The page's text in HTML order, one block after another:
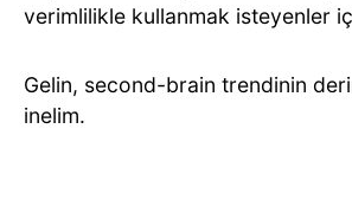
verimlilikle kullanmak isteyenler
Gelin, second-brain trendinin
inelim.